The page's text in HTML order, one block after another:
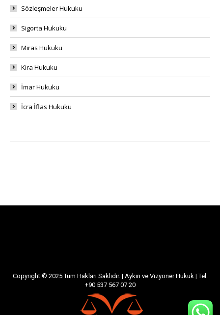
Sözleşmeler Hukuku
Sigorta Hukuku
Miras Hukuku
Kira Hukuku
İmar Hukuku
İcra İflas Hukuku
Copyright © 2025 Tüm Hakları Saklıdır. | Aykırı ve Vizyoner Hukuk | Tel:
+90 537 567 07 20